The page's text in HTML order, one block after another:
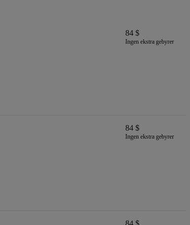
84 $
Ingen ekstra gebyrer
84 $
Ingen ekstra gebyrer
84 $